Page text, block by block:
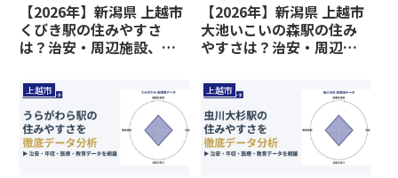
【2026年】新潟県 上越市
くびき駅の住みやすさ
は？治安・周辺施設、教
る情報を解説
【2026年】新潟県 上越市
大池いこいの森駅の住み
やすさは？治安・周辺施
に関わる情報を解説
上越市 上越市